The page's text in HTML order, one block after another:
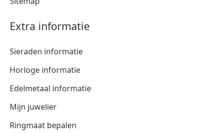
Extra informatie
Sieraden informatie
Horloge informatie
Edelmetaal informatie
Mijn juwelier
Ringmaat bepalen